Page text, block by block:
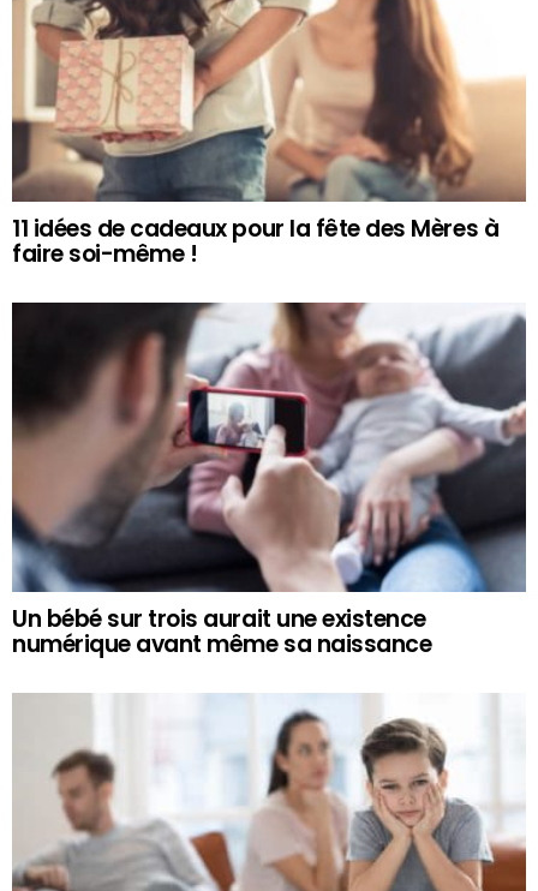
11 idées de cadeaux pour la fête des Mères à
faire soi-même !
Un bébé sur trois aurait une existence
numérique avant même sa naissance